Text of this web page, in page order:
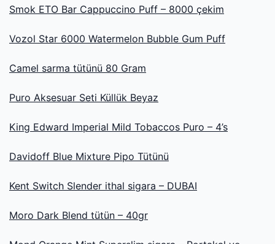
Smok ETO Bar Cappuccino Puff – 8000 çekim
Vozol Star 6000 Watermelon Bubble Gum Puff
Camel sarma tütünü 80 Gram
Puro Aksesuar Seti Küllük Beyaz
King Edward Imperial Mild Tobaccos Puro – 4’s
Davidoff Blue Mixture Pipo Tütünü
Kent Switch Slender ithal sigara – DUBAI
Moro Dark Blend tütün – 40gr